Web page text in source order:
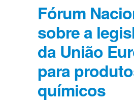
Fórum
sobre a
da União
para
químicos